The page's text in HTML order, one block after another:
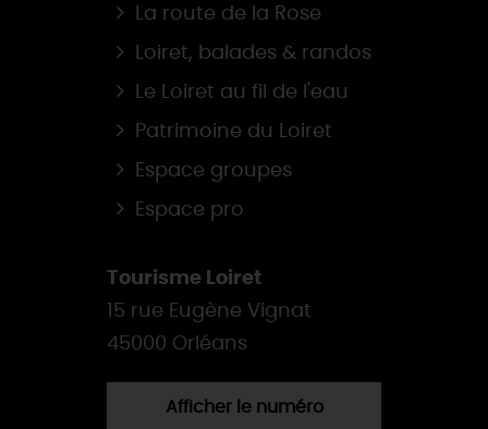
La route de la Rose
Loiret, balades & randos
Le Loiret au fil de l'eau
Patrimoine du Loiret
Espace groupes
Espace pro
Tourisme Loiret
15 rue Eugène Vignat
45000 Orléans
Afficher le numéro